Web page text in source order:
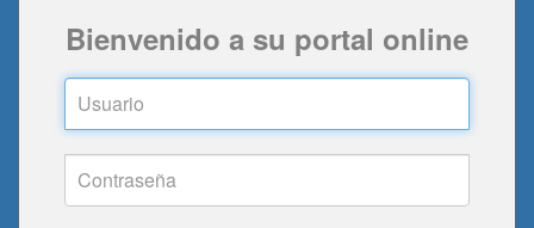
Bienvenido a su portal online